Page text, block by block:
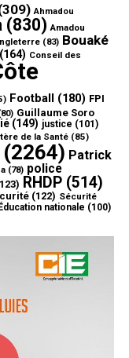
Ahmadou
(830) Amadou
(83) Bouaké
(164) Conseil des
Football (180) FPI
Guillaume Soro
(149) justice (101)
de la Santé(85)
Patrick
(78) police
RHDP(514)
(122) Sécurité
Éducation nationale (100)